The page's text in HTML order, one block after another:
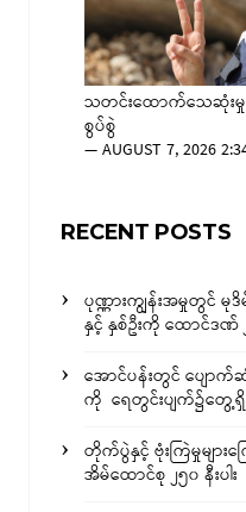
သတင်းထောက်သေဆုံးမှု
စွပ်စွဲ
—AUGUST 7, 2026
RECENT POSTS
ပုဏ္ဏားကျွန်းအမှုတွင်
နှင့် နှစ်ဦးကို ထောင်ဒဏ်
အောင်ပန်းတွင် ပျော
ကို ရေတွင်းပျက်၌တွေ့ရှိ
တိုက်ပွဲနှင့် ဗုံးကြဲမှုများ
အိမ်ထောင်စု ၂၅၀ နီးပါ